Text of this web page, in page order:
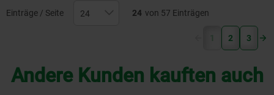
Einträge / Seite 24 von 57 Einträgen
1 (current)
2 3
Andere Kunden kauften auch